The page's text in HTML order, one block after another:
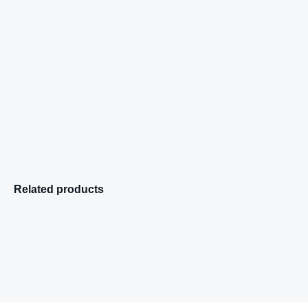
Related products